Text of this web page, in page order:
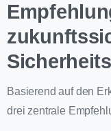
Basierend auf den
drei zentrale